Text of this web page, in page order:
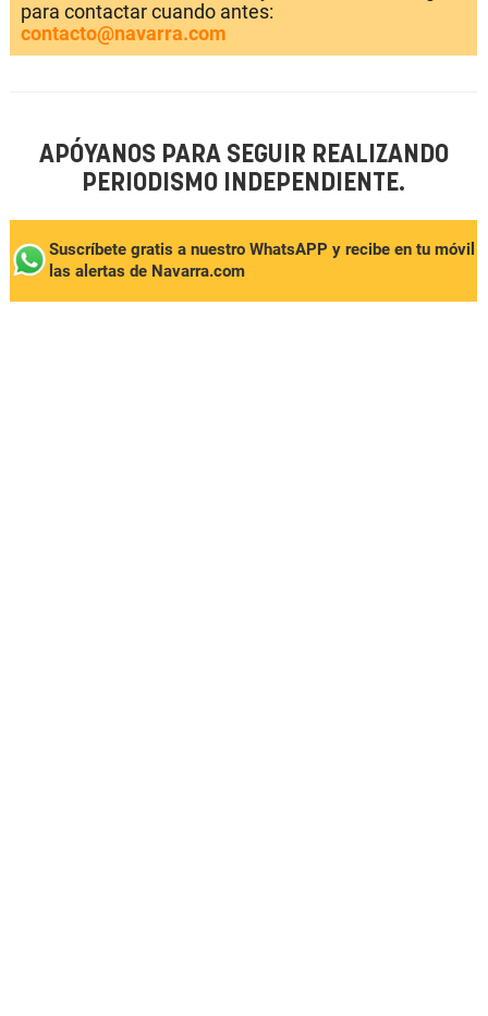
para contactar cuando antes:
contacto@navarra.com
APÓYANOS PARA SEGUIR REALIZANDO
PERIODISMO INDEPENDIENTE.
Suscríbete gratis a nuestro WhatsAPP y recibe en tu móvil
las alertas de Navarra.com